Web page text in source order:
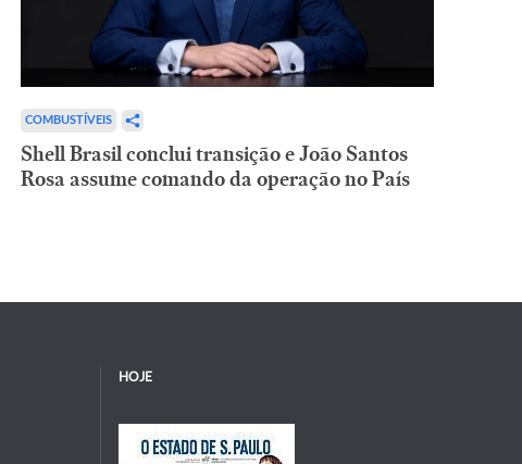
COMBUSTÍVEIS
Shell Brasil conclui transição e João Santos
Rosa assume comando da operação no País
HOJE